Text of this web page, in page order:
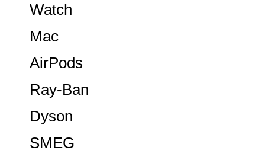
Dyson
AirPods
Ray-Ban
SMEG
Mac
Watch